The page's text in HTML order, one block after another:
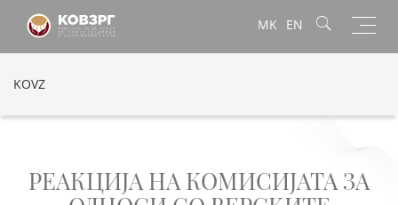
MK EN
KOVZ
РЕАКЦИЈА НА КОМИСИЈАТА ЗА